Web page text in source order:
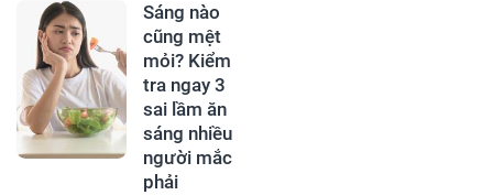
Sáng nào
cũng mệt
mỏi? Kiểm
tra ngay 3
sai lầm ăn
sáng nhiều
người mắc
phải